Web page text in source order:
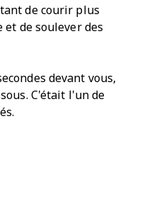
de courir plus
et de soulever des
devant vous,
C'était l'un de